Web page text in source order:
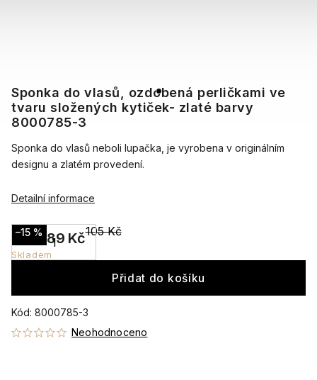
Sponka do vlasů, ozdobená perličkami ve
tvaru složených kytiček- zlaté barvy
8000785-3
Neohodnoceno
Kód: 8000785-3
105 Kč
–15 % 89 Kč
Skladem
Přidat do košíku
Sponka do vlasů neboli lupačka, je vyrobena v originálním
designu a zlatém provedení.
Detailní informace